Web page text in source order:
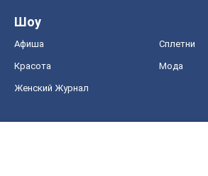
Шоу
Афиша Сплетни
Красота Мода
Женский Журнал